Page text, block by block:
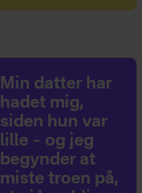
Min datter har
hadet mig,
siden hun var
lille – og jeg
begynder at
miste troen på,